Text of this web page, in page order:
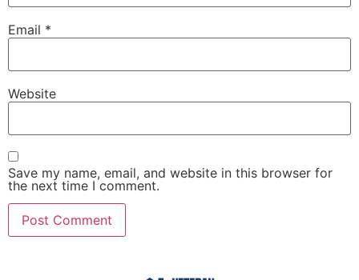
Email *
Website
Save my name, email, and website in this browser for
the next time I comment.